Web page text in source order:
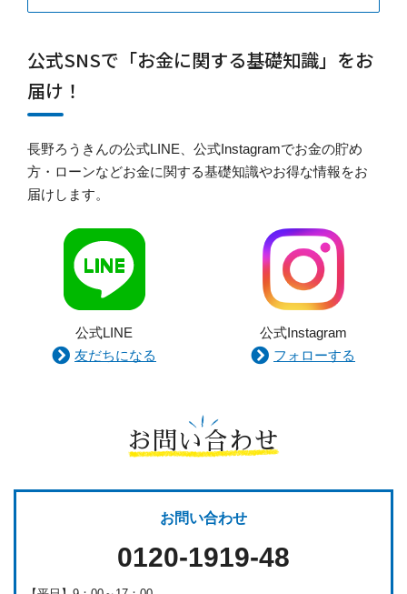
公式SNSで「お金に関する基礎知識」をお
届け！
長野ろうきんの公式LINE、公式Instagramでお金の貯め
方・ローンなどお金に関する基礎知識やお得な情報をお
届けします。
公式LINE
友だちになる
公式Instagram
フォローする
お問い合わせ
お問い合わせ
0120-1919-48